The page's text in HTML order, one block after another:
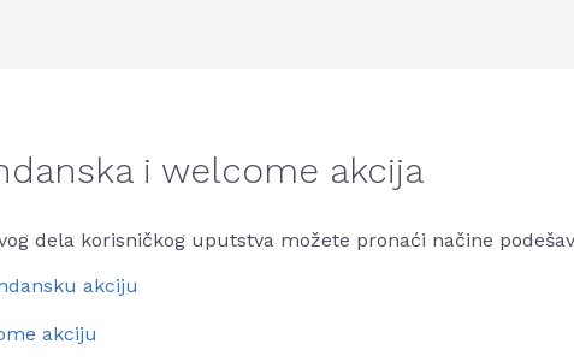
i welcome akcija
dela korisničkog uputstva možete pronaći načine
akciju
akciju